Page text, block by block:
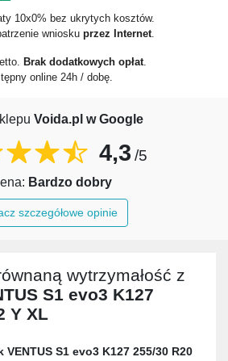
10x0% bez ukrytych kosztów.
wniosku przez Internet
Brak dodatkowych opłat
online 24h / dobę.
Voida.pl w Google
4,3 /5
Bardzo dobry
szczegółowe opinie
wytrzymałość z
S1 evo3 K127
Y XL
VENTUS S1 evo3 K127 255/30 R20